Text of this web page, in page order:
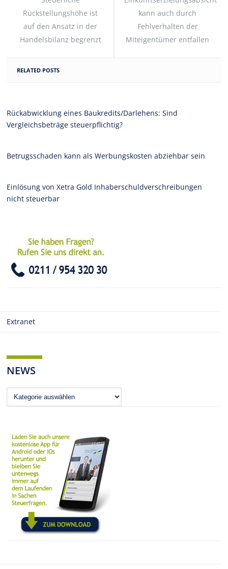
Rückstellungshöhe ist
auf den Ansatz in der
Handelsbilanz begrenzt
kann auch durch
Fehlverhalten der
Miteigentümer entfallen
RELATED POSTS
Rückabwicklung eines Baukredits/Darlehens: Sind
Vergleichsbeträge steuerpflichtig?
Betrugsschaden kann als Werbungskosten abziehbar sein
Einlösung von Xetra Gold Inhaberschuldverschreibungen
nicht steuerbar
Extranet
NEWS
News